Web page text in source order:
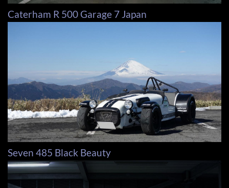
Caterham R 500 Garage 7 Japan
Seven 485 Black Beauty